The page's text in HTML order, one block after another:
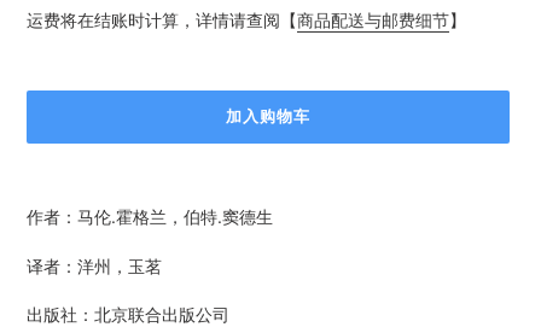
价
运费将在结账时计算，详情请查阅【商品配送与邮费细节】
加入购物车
添
加
商
品
作者：马伦.霍格兰，伯特.窦德生
译者：洋州，玉茗
出版社：北京联合出版公司